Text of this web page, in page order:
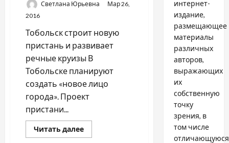
Светлана Юрьевна
Мар 26,
2016
Тобольск строит новую
пристань и развивает
речные круизы В
Тобольске планируют
создать «новое лицо
города». Проект
пристани...
Читать далееПрочитать
больше
интернет-
издание,
размещающее
материалы
различных
авторов,
выражающих
их
собственную
точку
зрения, в
том числе
отличающуюся